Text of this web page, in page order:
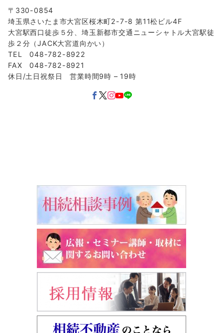
〒330-0854
埼玉県さいたま市大宮区桜木町2-7-8 第11松ビル4F
大宮駅西口徒歩５分、埼玉新都市交通ニューシャトル大宮駅徒
歩２分（JACK大宮道向かい）
TEL 048-782-8922
FAX 048-782-8921
休日/土日祝祭日 営業時間9時 – 19時